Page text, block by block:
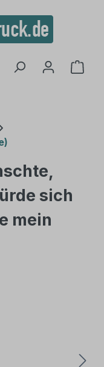
sich
mein